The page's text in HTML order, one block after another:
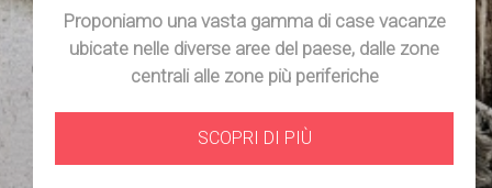
Proponiamo una vasta gamma di case vacanze
ubicate nelle diverse aree del paese, dalle zone
centrali alle zone più periferiche
SCOPRI DI PIÙ